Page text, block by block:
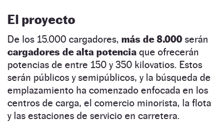
El proyecto
De los 15.000 cargadores, más de 8.000 serán
cargadores de alta potencia que ofrecerán
potencias de entre 150 y 350 kilovatios. Estos
serán públicos y semipúblicos, y la búsqueda de
emplazamiento ha comenzado enfocada en los
centros de carga, el comercio minorista, la flota
y las estaciones de servicio en carretera.